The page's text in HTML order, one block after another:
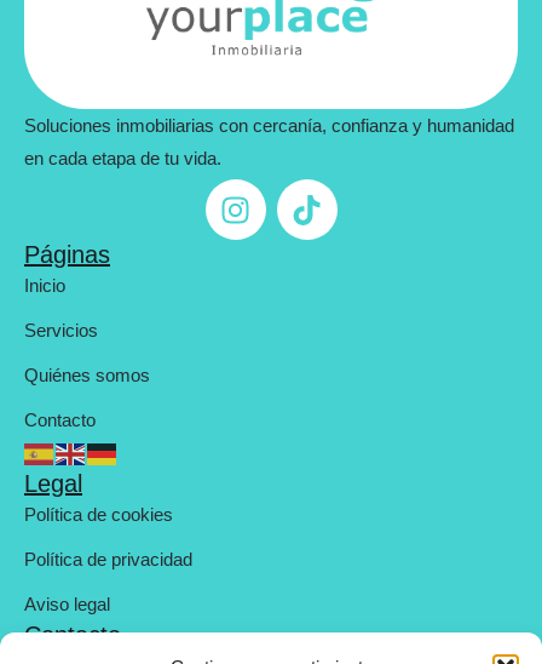
Soluciones inmobiliarias con cercanía, confianza y humanidad
en cada etapa de tu vida.
Páginas
Inicio
Servicios
Quiénes somos
Contacto
Legal
Política de cookies
Política de privacidad
Aviso legal
Contacto